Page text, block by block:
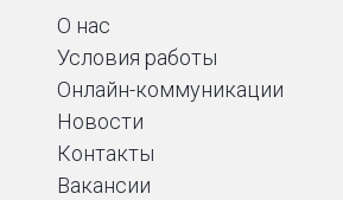
О нас
Условия работы
Онлайн-коммуникации
Новости
Контакты
Вакансии